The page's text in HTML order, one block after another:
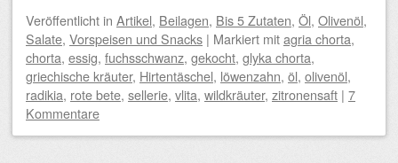
Veröffentlicht in Artikel, Beilagen, Bis 5 Zutaten, Öl, Olivenöl,
Salate, Vorspeisen und Snacks | Markiert mitagria chorta,
chorta, essig, fuchsschwanz, gekocht, glyka chorta,
griechische kräuter, Hirtentäschel, löwenzahn, öl, olivenöl,
radikia, rote bete, sellerie, vlita, wildkräuter, zitronensaft | 7
Kommentare